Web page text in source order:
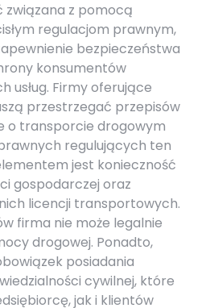
związana z pomocą
regulacjom prawnym,
bezpieczeństwa
konsumentów
usług. Firmy oferujące
przestrzegać przepisów
o transporcie drogowym
regulujących ten
jest konieczność
gospodarczej oraz
licencji transportowych.
firma nie może legalnie
drogowej. Ponadto,
posiadania
cywilnej, które
jak i klientów